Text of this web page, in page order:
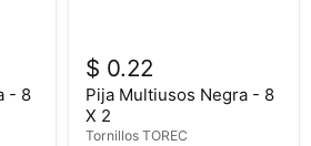
- 8
$ 0.22
Pija Multiusos Negra - 8
X 2
Tornillos TOREC